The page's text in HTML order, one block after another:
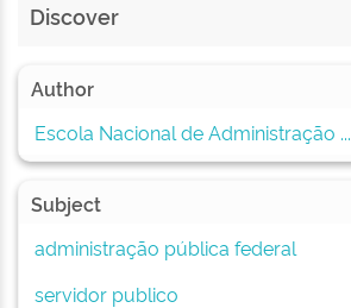
Discover
Author
Escola Nacional de Administração ...
Subject
administração pública federal
servidor publico